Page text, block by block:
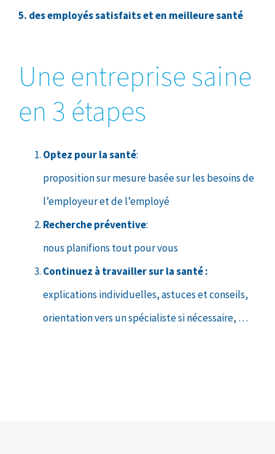
5. des employés satisfaits et en meilleure santé
Une entreprise saine
en 3 étapes
Optez pour la santé:
proposition sur mesure basée sur les besoins de
l’employeur et de l’employé
Recherche préventive:
nous planifions tout pour vous
Continuez à travailler sur la santé :
explications individuelles, astuces et conseils,
orientation vers un spécialiste si nécessaire, …